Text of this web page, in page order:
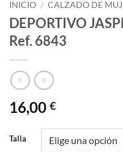
INICIO / CALZADO DE
DEPORTIVO
Ref. 6843
16,00 €
Talla